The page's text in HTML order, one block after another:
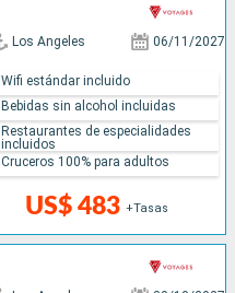
Los Angeles 06/11/2027
US$ 483 +Tasas
Wifi estándar incluido
Bebidas sin alcohol incluidas
Restaurantes de especialidades
incluidos
Cruceros 100% para adultos